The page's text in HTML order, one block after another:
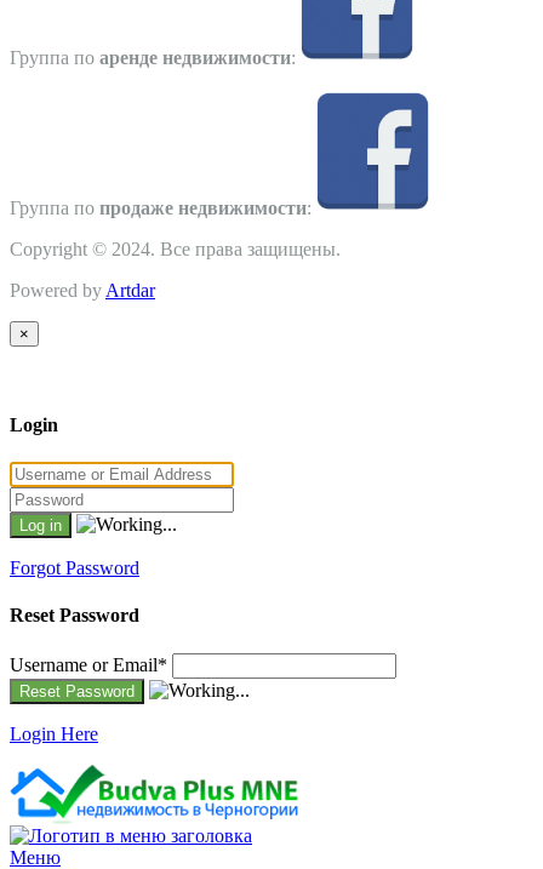
Группа по аренде недвижимости:
Группа по продаже недвижимости:
Copyright © 2024. Все права защищены.
Powered byArtdar
×
Login
Forgot Password
Reset Password
Username or Email*
Login Here
Меню